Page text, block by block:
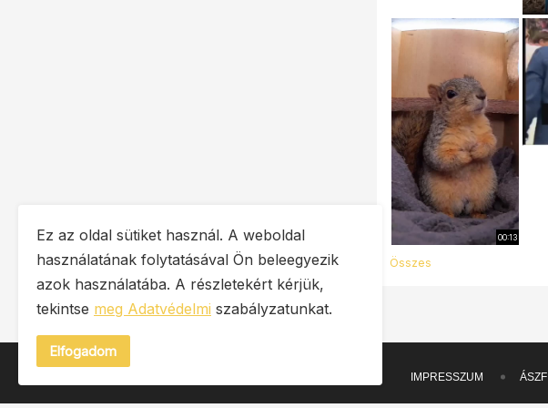
00:13
Összes
IMPRESSZUM ÁSZF
Ez az oldal sütiket használ. A weboldal
használatának folytatásával Ön beleegyezik
azok használatába. A részletekért kérjük,
tekintse meg Adatvédelmi szabályzatunkat.
Elfogadom